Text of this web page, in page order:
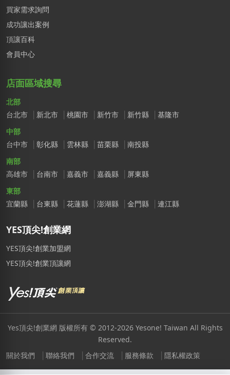
買家需求詢問
成功讓出案例
頂讓百科
會員中心
店面區域搜尋
北部
台北市
新北市 桃園市 新竹市 新竹縣
基隆市
中部
台中市
彰化縣 雲林縣 苗栗縣
南投縣
南部
高雄市
台南市 嘉義市 嘉義縣
屏東縣
東部
宜蘭縣
台東縣 花蓮縣 澎湖縣 金門縣 連江縣
YES頂尖!創業網
YES頂尖!創業加盟網
YES頂尖!創業頂讓網
Yes頂尖!創業網 版權所有 © 2012-2026 Yesone! Taiwan All Rights
Reserved.
關於我們
聯絡我們 合作交流 服務條款 隱私權政策